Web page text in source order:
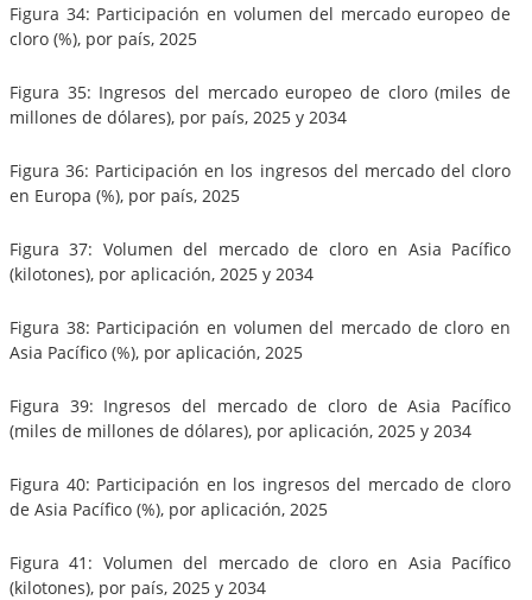
Figura 34: Participación en volumen del mercado europeo de
cloro (%), por país, 2025
Figura 35: Ingresos del mercado europeo de cloro (miles de
millones de dólares), por país, 2025 y 2034
Figura 36: Participación en los ingresos del mercado del cloro
en Europa (%), por país, 2025
Figura 37: Volumen del mercado de cloro en Asia Pacífico
(kilotones), por aplicación, 2025 y 2034
Figura 38: Participación en volumen del mercado de cloro en
Asia Pacífico (%), por aplicación, 2025
Figura 39: Ingresos del mercado de cloro de Asia Pacífico
(miles de millones de dólares), por aplicación, 2025 y 2034
Figura 40: Participación en los ingresos del mercado de cloro
de Asia Pacífico (%), por aplicación, 2025
Figura 41: Volumen del mercado de cloro en Asia Pacífico
(kilotones), por país, 2025 y 2034